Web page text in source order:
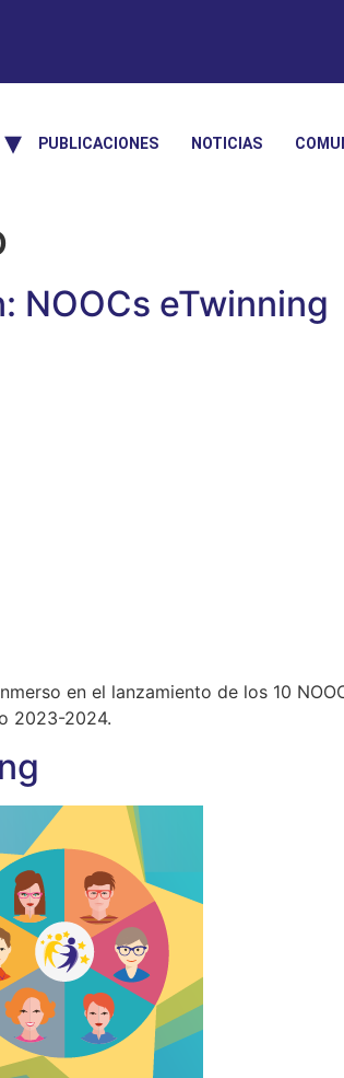
PUBLICACIONES NOTICIAS
NOOCs eTwinning
en el lanzamiento de los 10
2023-2024.